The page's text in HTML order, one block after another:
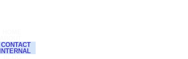
CONTACT
INTERNAL